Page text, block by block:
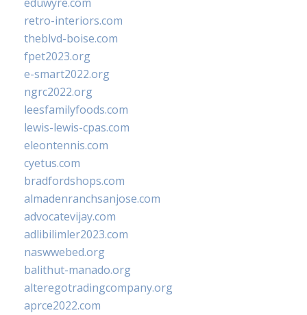
retro-interiors.com
theblvd-boise.com
fpet2023.org
e-smart2022.org
ngrc2022.org
leesfamilyfoods.com
lewis-lewis-cpas.com
eleontennis.com
cyetus.com
bradfordshops.com
almadenranchsanjose.com
advocatevijay.com
adlibilimler2023.com
naswwebed.org
balithut-manado.org
alteregotradingcompany.org
aprce2022.com